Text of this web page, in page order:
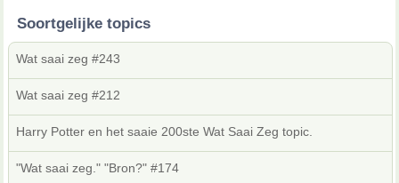
Soortgelijke topics
Wat saai zeg #243
Wat saai zeg #212
Harry Potter en het saaie 200ste Wat Saai Zeg topic.
"Wat saai zeg." "Bron?" #174